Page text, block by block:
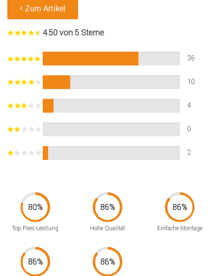
Zum Artikel
4.50 von 5 Sterne
36
10
4
0
2
Top Preis-Leistung Hohe Qualität Einfache Montage